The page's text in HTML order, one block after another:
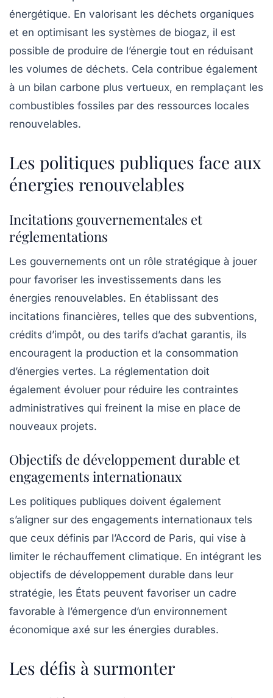
énergétique. En valorisant les déchets organiques
et en optimisant les systèmes de biogaz, il est
possible de produire de l’énergie tout en réduisant
les volumes de déchets. Cela contribue également
à un bilan carbone plus vertueux, en remplaçant les
combustibles fossiles par des ressources locales
renouvelables.
Les politiques publiques face aux
énergies renouvelables
Incitations gouvernementales et
réglementations
Les gouvernements ont un rôle stratégique à jouer
pour favoriser les investissements dans les
énergies renouvelables. En établissant des
incitations financières, telles que des subventions,
crédits d’impôt, ou des tarifs d’achat garantis, ils
encouragent la production et la consommation
d’énergies vertes. La réglementation doit
également évoluer pour réduire les contraintes
administratives qui freinent la mise en place de
nouveaux projets.
Objectifs de développement durable et
engagements internationaux
Les politiques publiques doivent également
s’aligner sur des engagements internationaux tels
que ceux définis par l’Accord de Paris, qui vise à
limiter le réchauffement climatique. En intégrant les
objectifs de développement durable dans leur
stratégie, les États peuvent favoriser un cadre
favorable à l’émergence d’un environnement
économique axé sur les énergies durables.
Les défis à surmonter